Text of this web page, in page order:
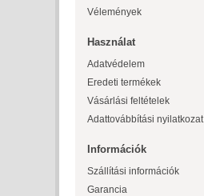
Vélemények
Használat
Adatvédelem
Eredeti termékek
Vásárlási feltételek
Adattovábbítási nyilatkozat
Információk
Szállítási információk
Garancia